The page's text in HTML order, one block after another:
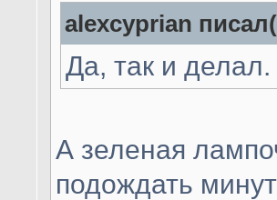
alexcyprian
Да, так и делал.
А зеленая
подождать